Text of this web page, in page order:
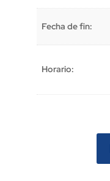
Fecha de fin:
Horario: